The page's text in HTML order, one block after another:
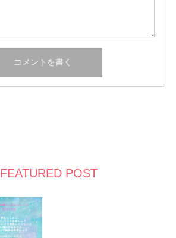
FEATURED POST